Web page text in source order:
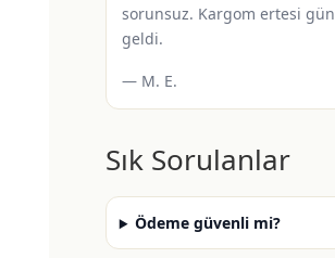
sorunsuz. Kargom ertesi gün
geldi.
— M. E.
Sık Sorulanlar
Ödeme güvenli mi?